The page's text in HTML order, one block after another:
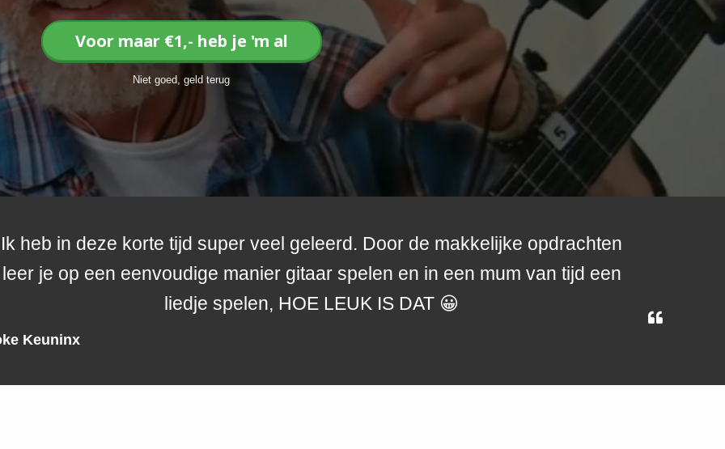
Voor maar €1,- heb je 'm al
Niet goed, geld terug
Ik heb in deze korte tijd super veel geleerd. Door de makkelijke opdrachten
leer je op een eenvoudige manier gitaar spelen en in een mum van tijd een
liedje spelen, HOE LEUK IS DAT 😀
Keuninx